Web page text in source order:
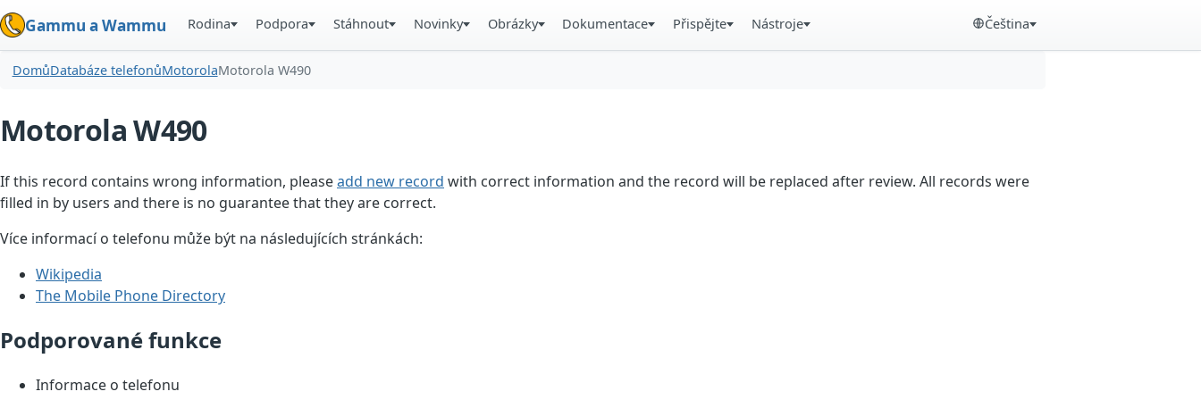
Gammu a Wammu Rodina Podpora Stáhnout Novinky Obrázky Dokumentace Přispějte Nástroje Čeština
DomůDatabáze telefonůMotorolaMotorola W490
Motorola W490
If this record contains wrong information, pleaseadd new record with correct information and the record will be replaced after review. All records were
filled in by users and there is no guarantee that they are correct.
Více informací o telefonu může být na následujících stránkách:
Wikipedia
The Mobile Phone Directory
Podporované funkce
Informace o telefonu